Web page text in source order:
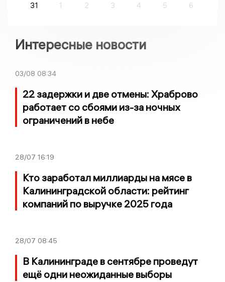
31
1 2 3 4 5 6
Интересные новости
03/08 08:34
22 задержки и две отмены: Храброво
работает со сбоями из-за ночных
ограничений в небе
28/07 16:19
Кто заработал миллиарды на мясе в
Калининградской области: рейтинг
компаний по выручке 2025 года
28/07 08:45
В Калининграде в сентябре проведут
ещё одни неожиданные выборы